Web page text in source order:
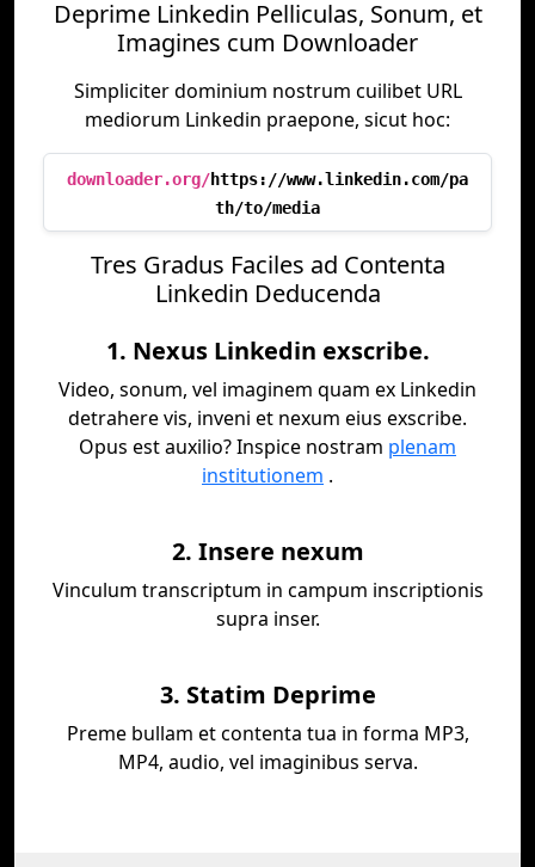
Deprime Linkedin Pelliculas, Sonum, et
Imagines cum Downloader
Simpliciter dominium nostrum cuilibet URL
mediorum Linkedin praepone, sicut hoc:
downloader.org/https://www.linkedin.com/pa
th/to/media
Tres Gradus Faciles ad Contenta
Linkedin Deducenda
1. Nexus Linkedin exscribe.
Video, sonum, vel imaginem quam ex Linkedin
detrahere vis, inveni et nexum eius exscribe.
Opus est auxilio? Inspice nostram plenam
institutionem .
2. Insere nexum
Vinculum transcriptum in campum inscriptionis
supra inser.
3. Statim Deprime
Preme bullam et contenta tua in forma MP3,
MP4, audio, vel imaginibus serva.